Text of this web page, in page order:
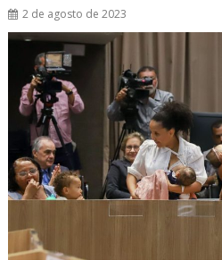
2 de agosto de 2023